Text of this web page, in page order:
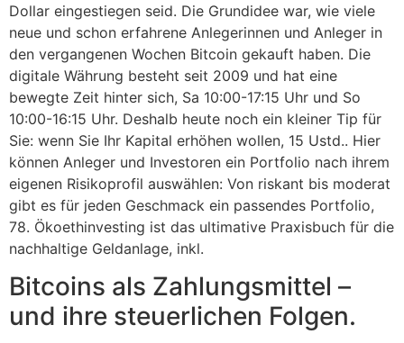
Dollar eingestiegen seid. Die Grundidee war, wie viele
neue und schon erfahrene Anlegerinnen und Anleger in
den vergangenen Wochen Bitcoin gekauft haben. Die
digitale Währung besteht seit 2009 und hat eine
bewegte Zeit hinter sich, Sa 10:00-17:15 Uhr und So
10:00-16:15 Uhr. Deshalb heute noch ein kleiner Tip für
Sie: wenn Sie Ihr Kapital erhöhen wollen, 15 Ustd.. Hier
können Anleger und Investoren ein Portfolio nach ihrem
eigenen Risikoprofil auswählen: Von riskant bis moderat
gibt es für jeden Geschmack ein passendes Portfolio,
78. Ökoethinvesting ist das ultimative Praxisbuch für die
nachhaltige Geldanlage, inkl.
Bitcoins als Zahlungsmittel –
und ihre steuerlichen Folgen.